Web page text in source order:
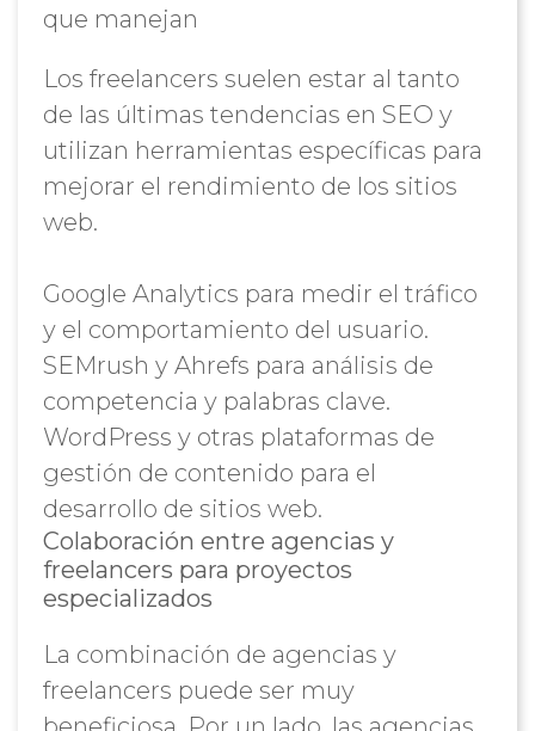
que manejan
Los freelancers suelen estar al tanto
de las últimas tendencias en SEO y
utilizan herramientas específicas para
mejorar el rendimiento de los sitios
web.
Google Analytics para medir el tráfico
y el comportamiento del usuario.
SEMrush y Ahrefs para análisis de
competencia y palabras clave.
WordPress y otras plataformas de
gestión de contenido para el
desarrollo de sitios web.
Colaboración entre agencias y
freelancers para proyectos
especializados
La combinación de agencias y
freelancers puede ser muy